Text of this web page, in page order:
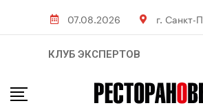
07.08.2026 г. Санкт-
КЛУБ ЭКСПЕРТОВ